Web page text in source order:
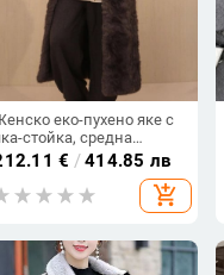
еко-пухено яке с
стойка, средна
полиестер,
дълги ръкави, Зима 2025
€ /414.85 лв
add_shopping_cart